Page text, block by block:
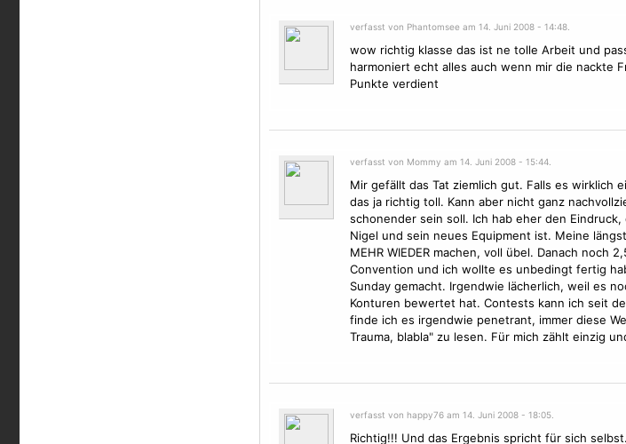
verfasst von Phantomsee am 14. Juni 2008 - 14:48.
wow richtig klasse das ist ne tolle Arbeit und
harmoniert echt alles auch wenn mir die nackte
Punkte verdient
verfasst von Mommy am 14. Juni 2008 - 15:44.
Mir gefällt das Tat ziemlich gut. Falls es wirklich
das ja richtig toll. Kann aber nicht ganz
schonender sein soll. Ich hab eher den
Nigel und sein neues Equipment ist. Meine
MEHR WIEDER machen, voll übel. Danach noch
Convention und ich wollte es unbedingt fertig
Sunday gemacht. Irgendwie lächerlich, weil es
Konturen bewertet hat. Contests kann ich seit
finde ich es irgendwie penetrant, immer diese
Trauma, blabla" zu lesen. Für mich zählt einzig
verfasst von happy76 am 14. Juni 2008 - 18:05.
Richtig!!! Und das Ergebnis spricht für sich